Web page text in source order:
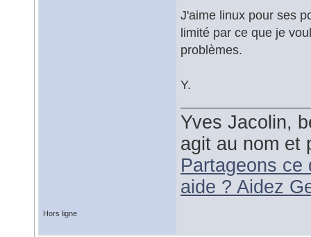
J'aime linux pour ses
limité par ce que je
problèmes.
Y.
Yves Jacolin,
agit au nom et
Partageons ce
aide ? Aidez
Hors ligne